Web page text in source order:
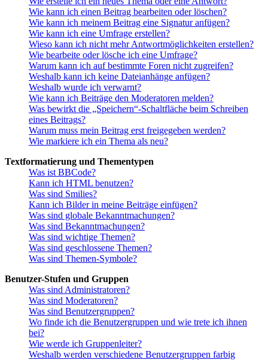
Wie kann ich einen Beitrag bearbeiten oder löschen?
Wie kann ich meinem Beitrag eine Signatur anfügen?
Wie kann ich eine Umfrage erstellen?
Wieso kann ich nicht mehr Antwortmöglichkeiten erstellen?
Wie bearbeite oder lösche ich eine Umfrage?
Warum kann ich auf bestimmte Foren nicht zugreifen?
Weshalb kann ich keine Dateianhänge anfügen?
Weshalb wurde ich verwarnt?
Wie kann ich Beiträge den Moderatoren melden?
Was bewirkt die „Speichern“-Schaltfläche beim Schreiben
eines Beitrags?
Warum muss mein Beitrag erst freigegeben werden?
Wie markiere ich ein Thema als neu?
Textformatierung und Thementypen
Was ist BBCode?
Kann ich HTML benutzen?
Was sind Smilies?
Kann ich Bilder in meine Beiträge einfügen?
Was sind globale Bekanntmachungen?
Was sind Bekanntmachungen?
Was sind wichtige Themen?
Was sind geschlossene Themen?
Was sind Themen-Symbole?
Benutzer-Stufen und Gruppen
Was sind Administratoren?
Was sind Moderatoren?
Was sind Benutzergruppen?
Wo finde ich die Benutzergruppen und wie trete ich ihnen
bei?
Wie werde ich Gruppenleiter?
Weshalb werden verschiedene Benutzergruppen farbig